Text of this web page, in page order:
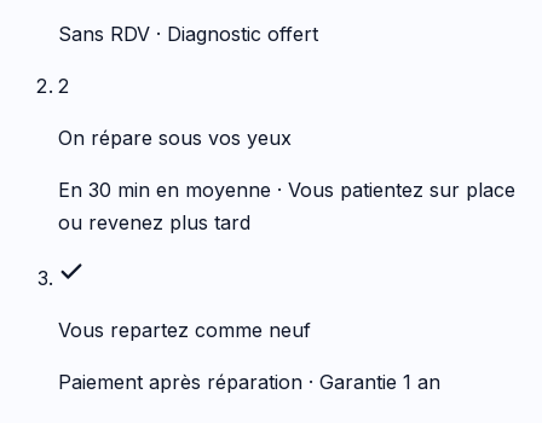
Sans RDV · Diagnostic offert
2
On répare sous vos yeux
En 30 min en moyenne · Vous patientez sur place
ou revenez plus tard
Vous repartez comme neuf
Paiement après réparation · Garantie 1 an